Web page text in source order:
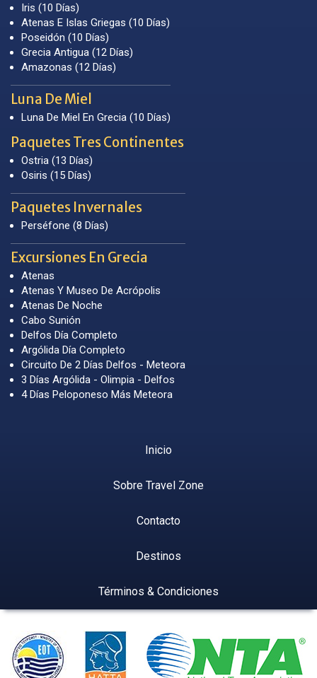
Iris (10 Días)
Atenas E Islas Griegas (10 Días)
Poseidón (10 Días)
Grecia Antigua (12 Días)
Amazonas (12 Días)
Luna De Miel
Luna De Miel En Grecia (10 Días)
Paquetes Tres Continentes
Ostria (13 Días)
Osiris (15 Días)
Paquetes Invernales
Perséfone (8 Días)
Excursiones En Grecia
Atenas
Atenas Y Museo De Acrópolis
Atenas De Noche
Cabo Sunión
Delfos Día Completo
Argólida Día Completo
Circuito De 2 Días Delfos - Meteora
3 Días Argólida - Olimpia - Delfos
4 Días Peloponeso Más Meteora
Inicio
Sobre Travel Zone
Contacto
Destinos
Términos & Condiciones